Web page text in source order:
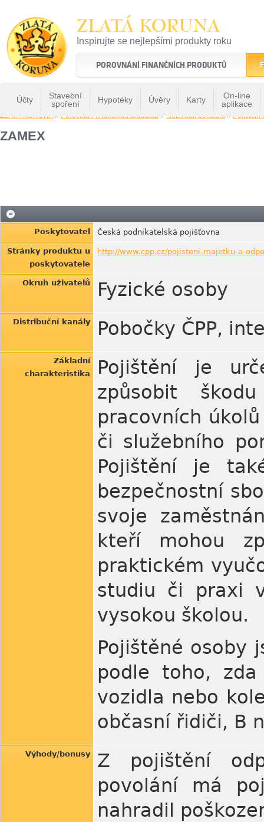
ZLATÁ KORUNA
Inspirujte se nejlepšími produkty roku
22 let tradice a kvality na finančním trhu
POROVNÁNÍ FINANČNÍCH PRODUKTŮ
Účty
Stavební
spoření
Hypotéky Úvěry Karty
On-line
aplikace
ZLATÁ KORUNA» Porovnání finančních produktů » Neživotní pojištění » Pojištění
ZAMEX
Poskytovatel Česká podnikatelská pojišťovna
Stránky produktu u
poskytovatele
http://www.cpp.cz/pojisteni-majetku-a-
Okruh uživatelů Fyzické osoby
Distribuční kanály Pobočky ČPP,
Základní
charakteristika
Pojištění je
způsobit
pracovních
či služebního
Pojištění je
bezpečnostní
svoje
kteří mohou
praktickém
studiu či praxi
vysokou školou.
Pojištěné osoby
podle toho,
vozidla nebo
občasní řidiči, B
Výhody/bonusy
Z pojištění
povolání má
nahradil